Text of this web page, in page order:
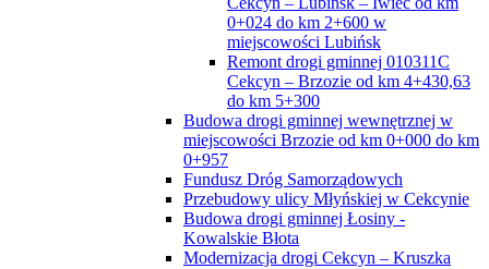
0+024 do km 2+600 w
miejscowości Lubińsk
Remont drogi gminnej 010311C
Cekcyn – Brzozie od km 4+430,63
do km 5+300
Budowa drogi gminnej wewnętrznej w
miejscowości Brzozie od km 0+000 do km
0+957
Fundusz Dróg Samorządowych
Przebudowy ulicy Młyńskiej w Cekcynie
Budowa drogi gminnej Łosiny -
Kowalskie Błota
Modernizacja drogi Cekcyn – Kruszka